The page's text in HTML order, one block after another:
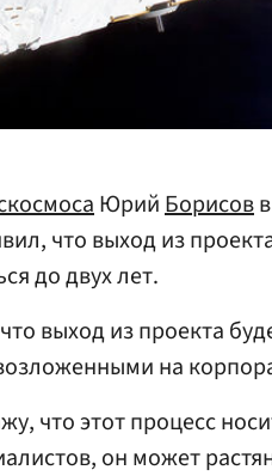
ЮрийБорисов
что выход из
до двух лет.
выход из проекта
на
что этот процесс
он может